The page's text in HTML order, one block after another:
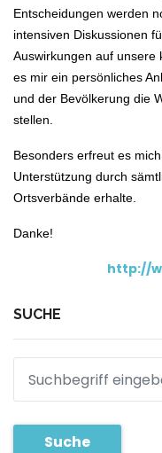
Entscheidungen werden
intensiven Diskussionen
Auswirkungen auf unsere
es mir ein persönliches
und der Bevölkerung die
stellen.
Besonders erfreut es
Unterstützung durch
Ortsverbände erhalte.
Danke!
http://
SUCHE
Suche